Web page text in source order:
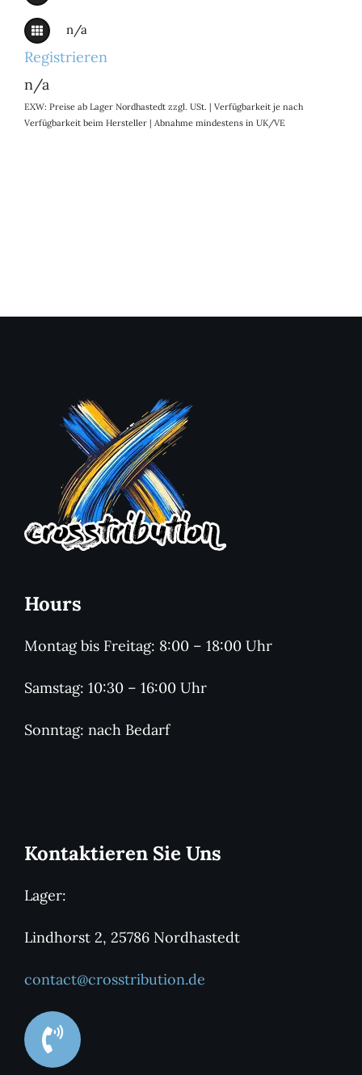
n/a
Registrieren
n/a
EXW: Preise ab Lager Nordhastedt zzgl. USt. | Verfügbarkeit je nach
Verfügbarkeit beim Hersteller | Abnahme mindestens in UK/VE
Hours
Montag bis Freitag: 8:00 – 18:00 Uhr
Samstag: 10:30 – 16:00 Uhr
Sonntag: nach Bedarf
Kontaktieren Sie Uns
Lager:
Lindhorst 2, 25786 Nordhastedt
contact@crosstribution.de